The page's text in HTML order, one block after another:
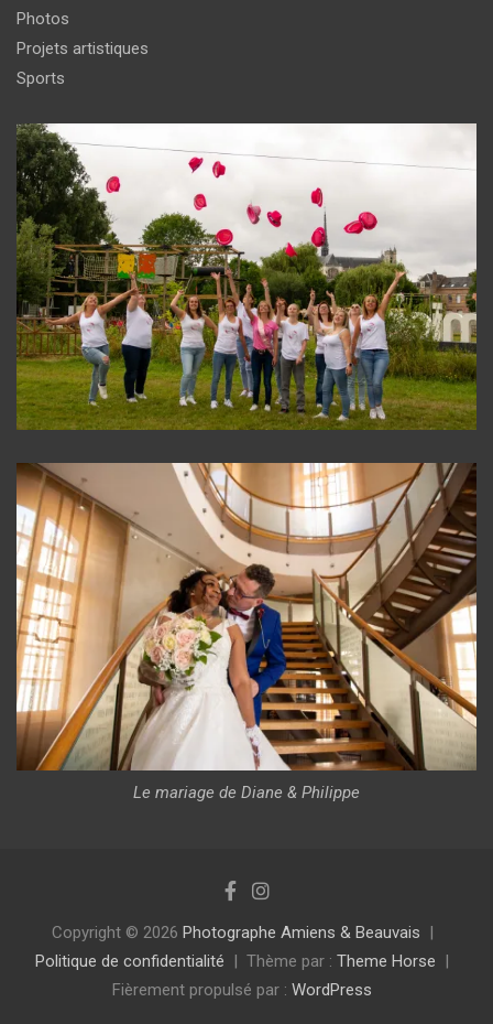
Photos
Projets artistiques
Sports
Le mariage de Diane & Philippe
Copyright © 2026 Photographe Amiens & Beauvais
Politique de confidentialité
Thème par : Theme Horse
Fièrement propulsé par : WordPress